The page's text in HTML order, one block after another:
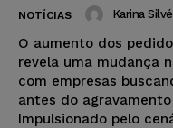
NOTÍCIAS Karina
O aumento dos
revela uma mudança
com empresas
antes do
Impulsionado pelo